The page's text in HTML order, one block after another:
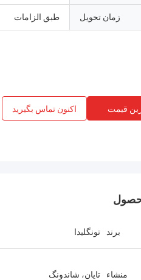
زمان تحویل طبق الزامات
قیمت اکنون تماس بگیرید
برند تونگلیدا
منشاء تایان، شاندونگ